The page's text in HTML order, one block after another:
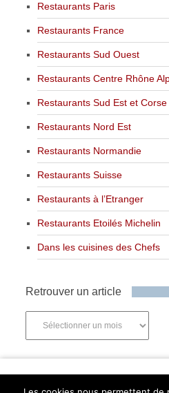
Restaurants Paris
Restaurants France
Restaurants Sud Ouest
Restaurants Centre Rhône
Restaurants Sud Est et Corse
Restaurants Nord Est
Restaurants Normandie
Restaurants Suisse
Restaurants à l’Etranger
Restaurants Etoilés Michelin
Dans les cuisines des Chefs
Retrouver un article